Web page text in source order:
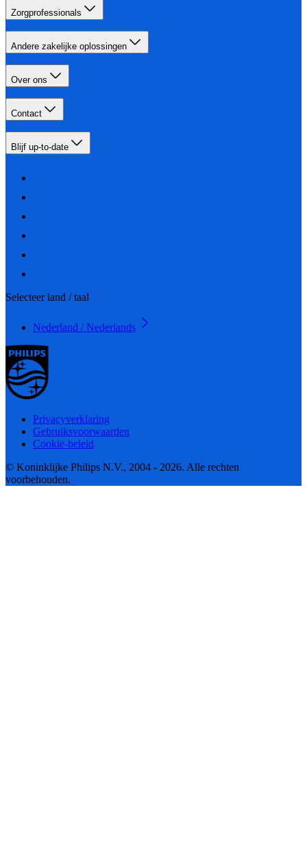
Zorgprofessionals
Andere zakelijke oplossingen
Over ons
Contact
Blijf up-to-date
Selecteer land / taal
Nederland / Nederlands
Privacyverklaring
Gebruiksvoorwaarden
Cookie-beleid
© Koninklijke Philips N.V., 2004 - 2026. Alle rechten
voorbehouden.